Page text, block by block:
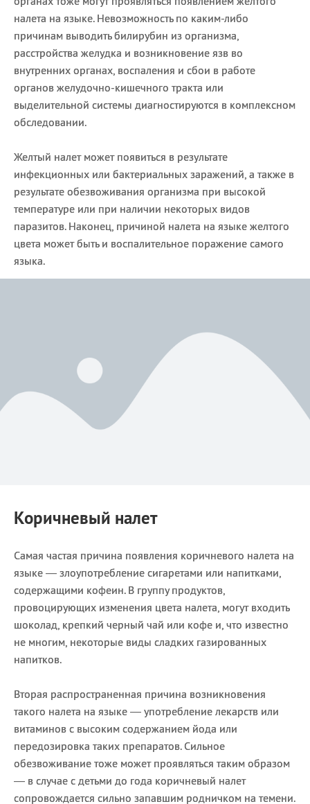
налета на языке. Невозможность по каким-либо
причинам выводить билирубин из организма,
расстройства желудка и возникновение язв во
внутренних органах, воспаления и сбои в работе
органов желудочно-кишечного тракта или
выделительной системы диагностируются в комплексном
обследовании.
Желтый налет может появиться в результате
инфекционных или бактериальных заражений, а также в
результате обезвоживания организма при высокой
температуре или при наличии некоторых видов
паразитов. Наконец, причиной налета на языке желтого
цвета может быть и воспалительное поражение самого
языка.
Коричневый налет
Самая частая причина появления коричневого налета на
языке — злоупотребление сигаретами или напитками,
содержащими кофеин. В группу продуктов,
провоцирующих изменения цвета налета, могут входить
шоколад, крепкий черный чай или кофе и, что известно
не многим, некоторые виды сладких газированных
напитков.
Вторая распространенная причина возникновения
такого налета на языке — употребление лекарств или
витаминов с высоким содержанием йода или
передозировка таких препаратов. Сильное
обезвоживание тоже может проявляться таким образом
— в случае с детьми до года коричневый налет
сопровождается сильно запавшим родничком на темени.